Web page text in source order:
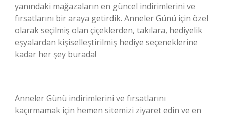
yanındaki mağazaların en güncel indirimlerini ve
fırsatlarını bir araya getirdik. Anneler Günü için özel
olarak seçilmiş olan çiçeklerden, takılara, hediyelik
eşyalardan kişiselleştirilmiş hediye seçeneklerine
kadar her şey burada!
Anneler Günü indirimlerini ve fırsatlarını
kaçırmamak için hemen sitemizi ziyaret edin ve en